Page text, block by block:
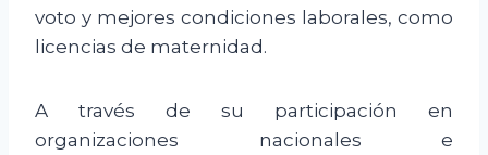
voto y mejores condiciones laborales, como
licencias de maternidad.
A través de su participación en
organizaciones nacionales e